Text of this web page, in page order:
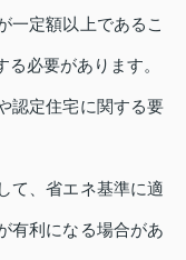
一定額以上であるこ
必要があります。
認定住宅に関する要
て、省エネ基準に適
有利になる場合があ